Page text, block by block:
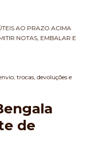
AO PRAZO ACIMA
NOTAS, EMBALAR E
trocas, devoluções e
de